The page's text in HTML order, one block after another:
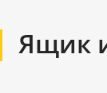
Ящик